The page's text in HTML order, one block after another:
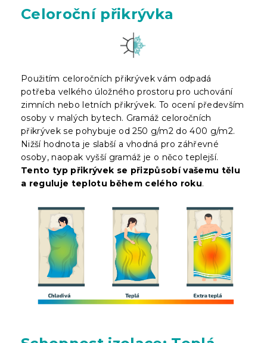
Celoroční přikrývka
Použitím celoročních přikrývek vám odpadá
potřeba velkého úložného prostoru pro uchování
zimních nebo letních přikrývek. To ocení především
osoby v malých bytech. Gramáž celoročních
přikrývek se pohybuje od 250 g/m2 do 400 g/m2.
Nižší hodnota je slabší a vhodná pro záhřevné
osoby, naopak vyšší gramáž je o něco teplejší.
Tento typ přikrývek se přizpůsobí vašemu tělu
a reguluje teplotu během celého roku.